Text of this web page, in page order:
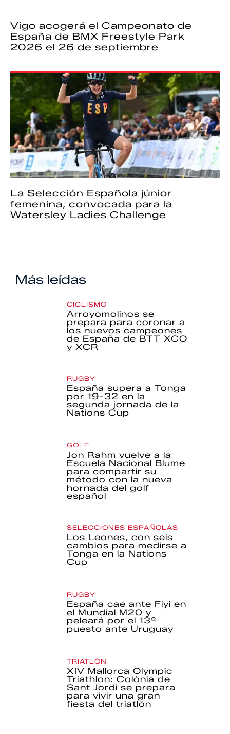
Vigo acogerá el Campeonato de
España de BMX Freestyle Park
2026 el 26 de septiembre
La Selección Española júnior
femenina, convocada para la
Watersley Ladies Challenge
Más leídas
CICLISMO
Arroyomolinos se
prepara para coronar a
los nuevos campeones
de España de BTT XCO
y XCR
RUGBY
España supera a Tonga
por 19-32 en la
segunda jornada de la
Nations Cup
GOLF
Jon Rahm vuelve a la
Escuela Nacional Blume
para compartir su
método con la nueva
hornada del golf
español
SELECCIONES ESPAÑOLAS
Los Leones, con seis
cambios para medirse a
Tonga en la Nations
Cup
RUGBY
España cae ante Fiyi en
el Mundial M20 y
peleará por el 13º
puesto ante Uruguay
TRIATLÓN
XIV Mallorca Olympic
Triathlon: Colònia de
Sant Jordi se prepara
para vivir una gran
fiesta del triatlón